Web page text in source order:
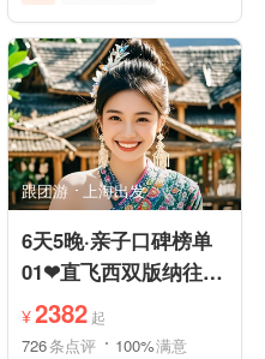
家庭游
祈福之旅
赏花之旅
摄影之旅
雪山之旅
自然山水
行车时长短
跟团游 上海出发
6天5晚·亲子口碑榜单
01❤直飞西双版纳往返
机票❤拼小团轻奢0购
物纯玩
¥2382 起
726条点评 100%满意